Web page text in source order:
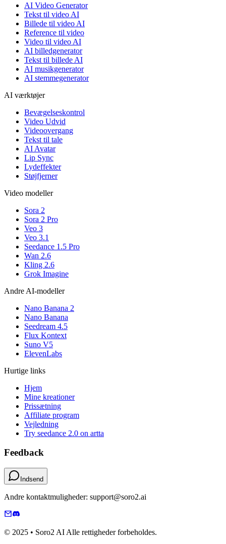
AI Video Generator
Tekst til video AI
Billede til video AI
Reference til video
Video til video AI
AI billedgenerator
Tekst til billede AI
AI musikgenerator
AI stemmegenerator
AI værktøjer
Bevægelseskontrol
Video Udvid
Videoovergang
Tekst til tale
AI Avatar
Lip Sync
Lydeffekter
Støjfjerner
Video modeller
Sora 2
Sora 2 Pro
Veo 3
Veo 3.1
Seedance 1.5 Pro
Wan 2.6
Kling 2.6
Grok Imagine
Andre AI-modeller
Nano Banana 2
Nano Banana
Seedream 4.5
Flux Kontext
Suno V5
ElevenLabs
Hurtige links
Hjem
Mine kreationer
Prissætning
Affiliate program
Vejledning
Try seedance 2.0 on artta
Feedback
Indsend
Andre kontaktmuligheder: support@soro2.ai
© 2025 • Soro2 AI Alle rettigheder forbeholdes.